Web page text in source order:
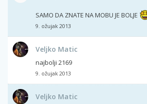
SAMO DA ZNATE NA MOBU JE BOLJE
9. ožujak 2013
Veljko Matic
najbolji 2169
9. ožujak 2013
Veljko Matic